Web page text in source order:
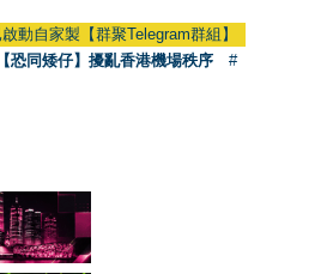
自家製【群聚Telegram群組】 HKGAY.net
恐同矮仔】擾亂香港機場秩序
#